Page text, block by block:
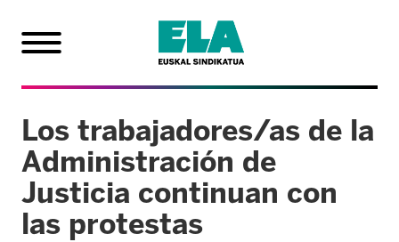
Los trabajadores/as de la
Administración de
Justicia continuan con
las protestas